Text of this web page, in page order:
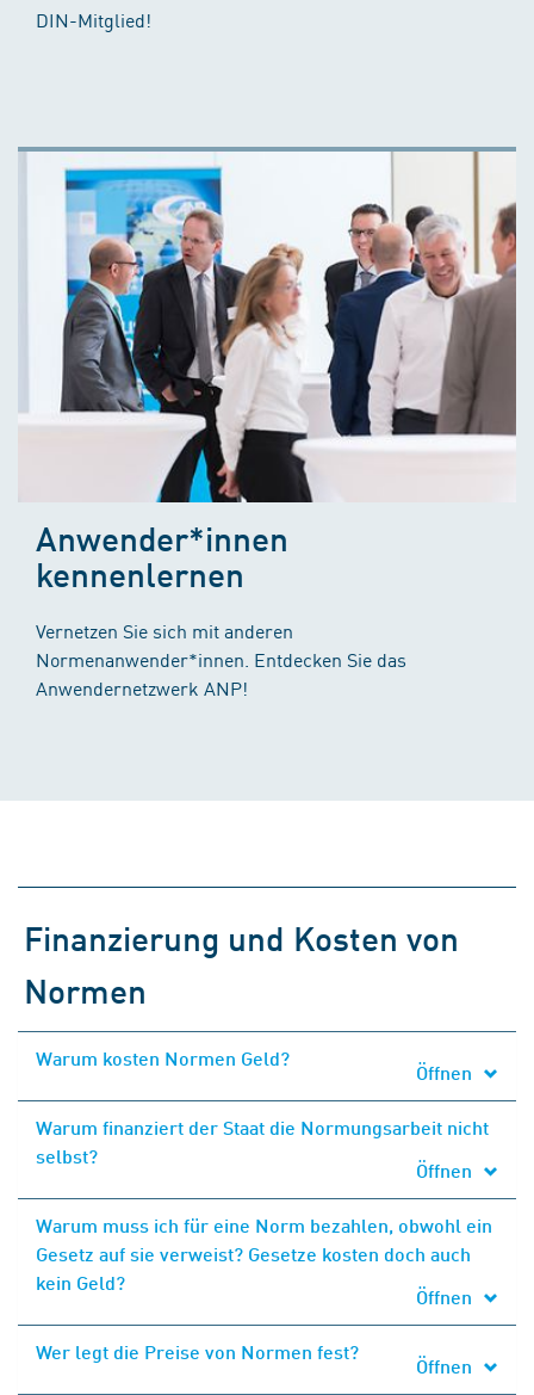
DIN-Mitglied!
Anwender*innen
kennenlernen
Vernetzen Sie sich mit anderen
Normenanwender*innen. Entdecken Sie das
Anwendernetzwerk ANP!
Finanzierung und Kosten von
Normen
Warum kosten Normen Geld?
Öffnen
Warum finanziert der Staat die Normungsarbeit nicht
selbst?
Öffnen
Warum muss ich für eine Norm bezahlen, obwohl ein
Gesetz auf sie verweist? Gesetze kosten doch auch
kein Geld?
Öffnen
Wer legt die Preise von Normen fest?
Öffnen